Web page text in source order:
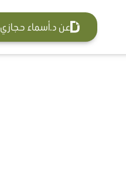
عن د.أسماء حجازي